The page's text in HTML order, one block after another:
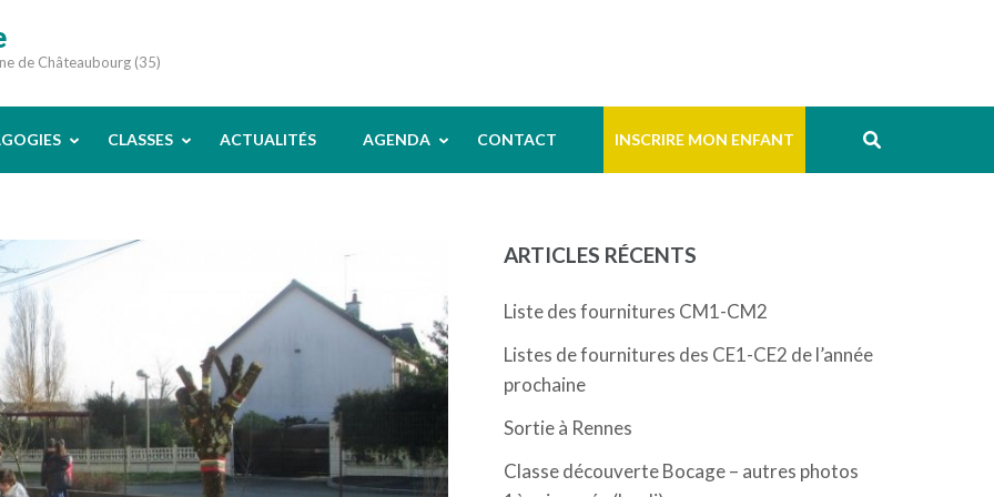
de Châteaubourg (35)
CLASSES ACTUALITÉS AGENDA CONTACT INSCRIRE MON ENFANT
ARTICLES RÉCENTS
Liste des fournitures CM1-CM2
Listes de fournitures des CE1-CE2 de l’année
prochaine
Sortie à Rennes
Classe découverte Bocage – autres photos